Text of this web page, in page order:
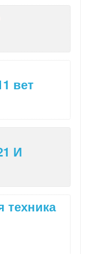
вет
И
техника